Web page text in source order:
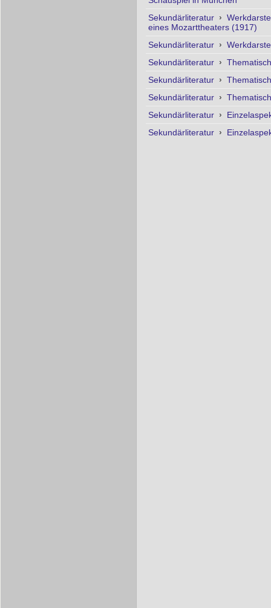
Sekundärliteratur ›
eines Mozarttheaters (1917)
Sekundärliteratur ›
Sekundärliteratur ›
Sekundärliteratur ›
Sekundärliteratur ›
Sekundärliteratur ›
Sekundärliteratur ›